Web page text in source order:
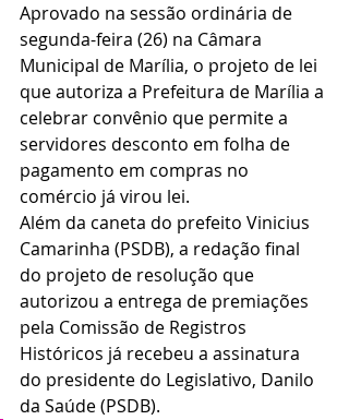
Aprovado na sessão ordinária de
segunda-feira (26) na Câmara
Municipal de Marília, o projeto de lei
que autoriza a Prefeitura de Marília a
celebrar convênio que permite a
servidores desconto em folha de
pagamento em compras no
comércio já virou lei.
Além da caneta do prefeito Vinicius
Camarinha (PSDB), a redação final
do projeto de resolução que
autorizou a entrega de premiações
pela Comissão de Registros
Históricos já recebeu a assinatura
do presidente do Legislativo, Danilo
da Saúde (PSDB).